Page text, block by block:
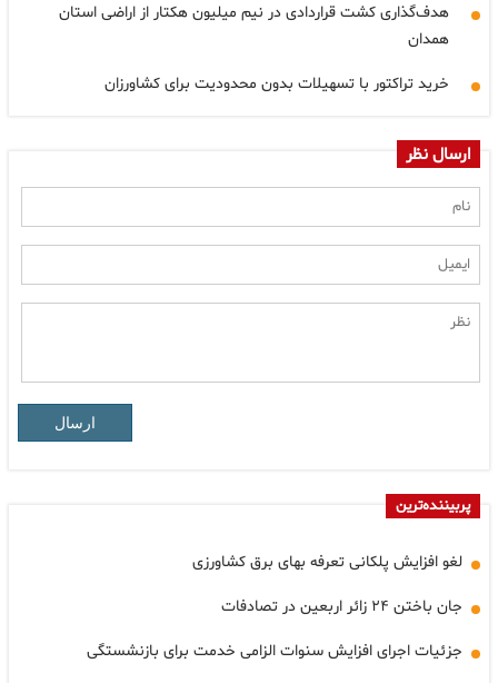
هدف‌گذاری کشت قراردادی در نیم میلیون هکتار از اراضی استان
همدان
خرید تراکتور با تسهیلات بدون محدودیت برای کشاورزان
ارسال نظر
ارسال
پربیننده‌ترین
لغو افزایش پلکانی تعرفه بهای برق کشاورزی
جان باختن ۲۴ زائر اربعین در تصادفات
جزئیات اجرای افزایش سنوات الزامی خدمت برای بازنشستگی